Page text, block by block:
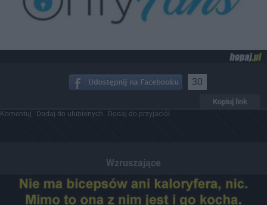
30
Kopiuj link
Komentuj Dodaj do ulubionych Dodaj do przyjaciół
Wzruszające